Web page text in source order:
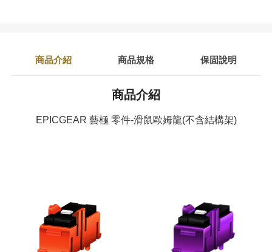
商品介紹 商品規格 保固說明
商品介紹
EPICGEAR 藝極 零件-滑鼠歐姆龍(不含結構架)